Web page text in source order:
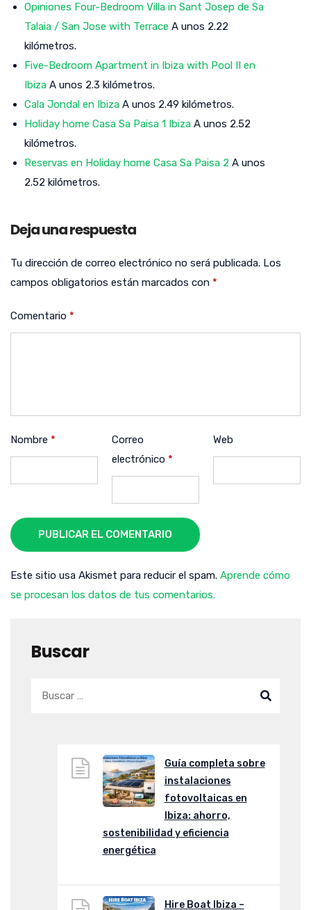
Opiniones Four-Bedroom Villa in Sant Josep de Sa
Talaia / San Jose with Terrace A unos 2.22
kilómetros.
Five-Bedroom Apartment in Ibiza with Pool II en
Ibiza A unos 2.3 kilómetros.
Cala Jondal en Ibiza A unos 2.49 kilómetros.
Holiday home Casa Sa Paisa 1 Ibiza A unos 2.52
kilómetros.
Reservas en Holiday home Casa Sa Paisa 2 A unos
2.52 kilómetros.
Deja una respuesta
Tu dirección de correo electrónico no será publicada. Los
campos obligatorios están marcados con *
Comentario *
Nombre *
Correo
electrónico *
Web
PUBLICAR EL COMENTARIO
Este sitio usa Akismet para reducir el spam. Aprende cómo
se procesan los datos de tus comentarios.
Buscar
Guía completa sobre
instalaciones
fotovoltaicas en
Ibiza: ahorro,
sostenibilidad y eficiencia
energética
Hire Boat Ibiza –